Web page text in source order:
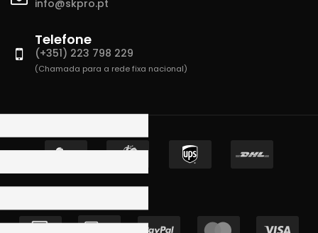
info@skpro.pt
Telefone
(+351) 223 798 229
(Chamada para a rede fixa nacional)